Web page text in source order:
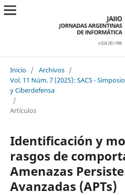
Inicio / Archivos /
Vol. 11 Núm. 7 (2025): SACS -
y Ciberdefensa
/
Artículos
Identificación y
rasgos de
Amenazas
Avanzadas (APTs)